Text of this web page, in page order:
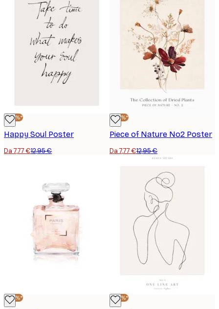
-40%*
Happy Soul Poster
Da 7,77 €12,95 €
-40%*
Piece of Nature No2 Poster
Da 7,77 €12,95 €
-40%* -40%*